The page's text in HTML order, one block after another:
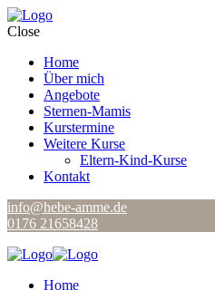
Close
Home
Über mich
Angebote
Sternen-Mamis
Kurstermine
Weitere Kurse
Eltern-Kind-Kurse
Kontakt
info@hebe-amme.de
0176 21658428
Home